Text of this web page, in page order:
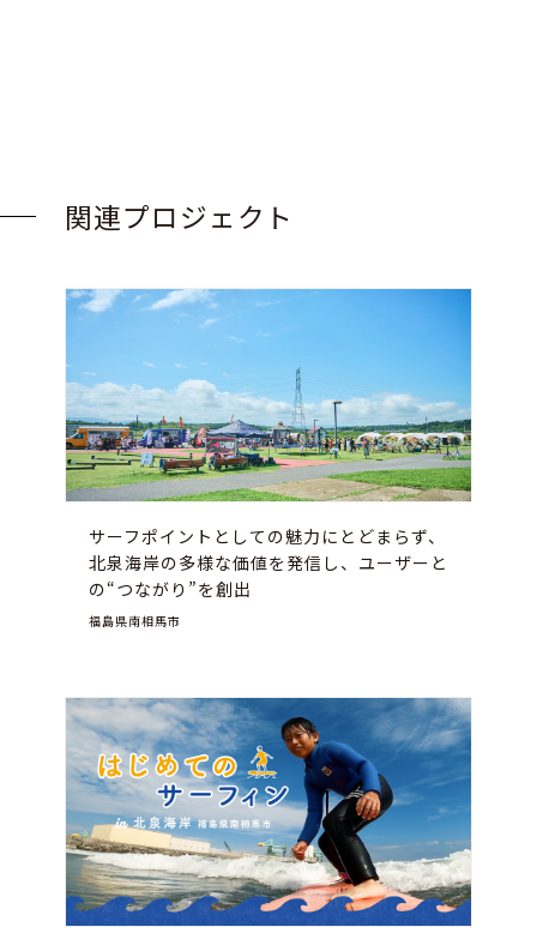
関連プロジェクト
サーフポイントとしての魅力にとどまらず、
北泉海岸の多様な価値を発信し、ユーザーと
の“つながり”を創出
福島県南相馬市